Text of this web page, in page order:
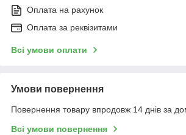
Оплата на рахунок
Оплата за реквізитами
Всі умови оплати
Умови повернення
Повернення товару впродовж 14 днів за
Всі умови повернення